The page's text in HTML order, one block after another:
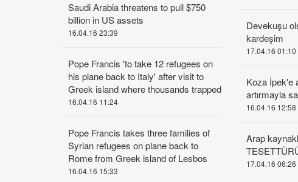
Saudi Arabia threatens to pull $750
billion in US assets
16.04.16 23:39
Pope Francis 'to take 12 refugees on
his plane back to Italy' after visit to
Greek island where thousands trapped
16.04.16 11:24
Pope Francis takes three families of
Syrian refugees on plane back to
Rome from Greek island of Lesbos
16.04.16 15:33
Devekuşu
kardeşim
17.04.16 01:10
Koza İpek'e
artırmayla
16.04.16 12:58
Arap
17.04.16 06:26